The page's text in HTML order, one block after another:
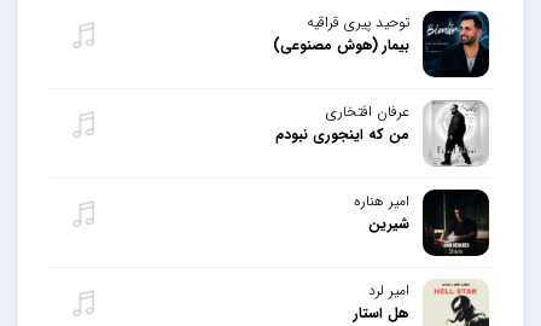
توحید پیری قراقیه
بیمار (هوش مصنوعی)
عرفان افتخاری
من که اینجوری نبودم
امیر هناره
شیرین
امیر لرد
هل استار